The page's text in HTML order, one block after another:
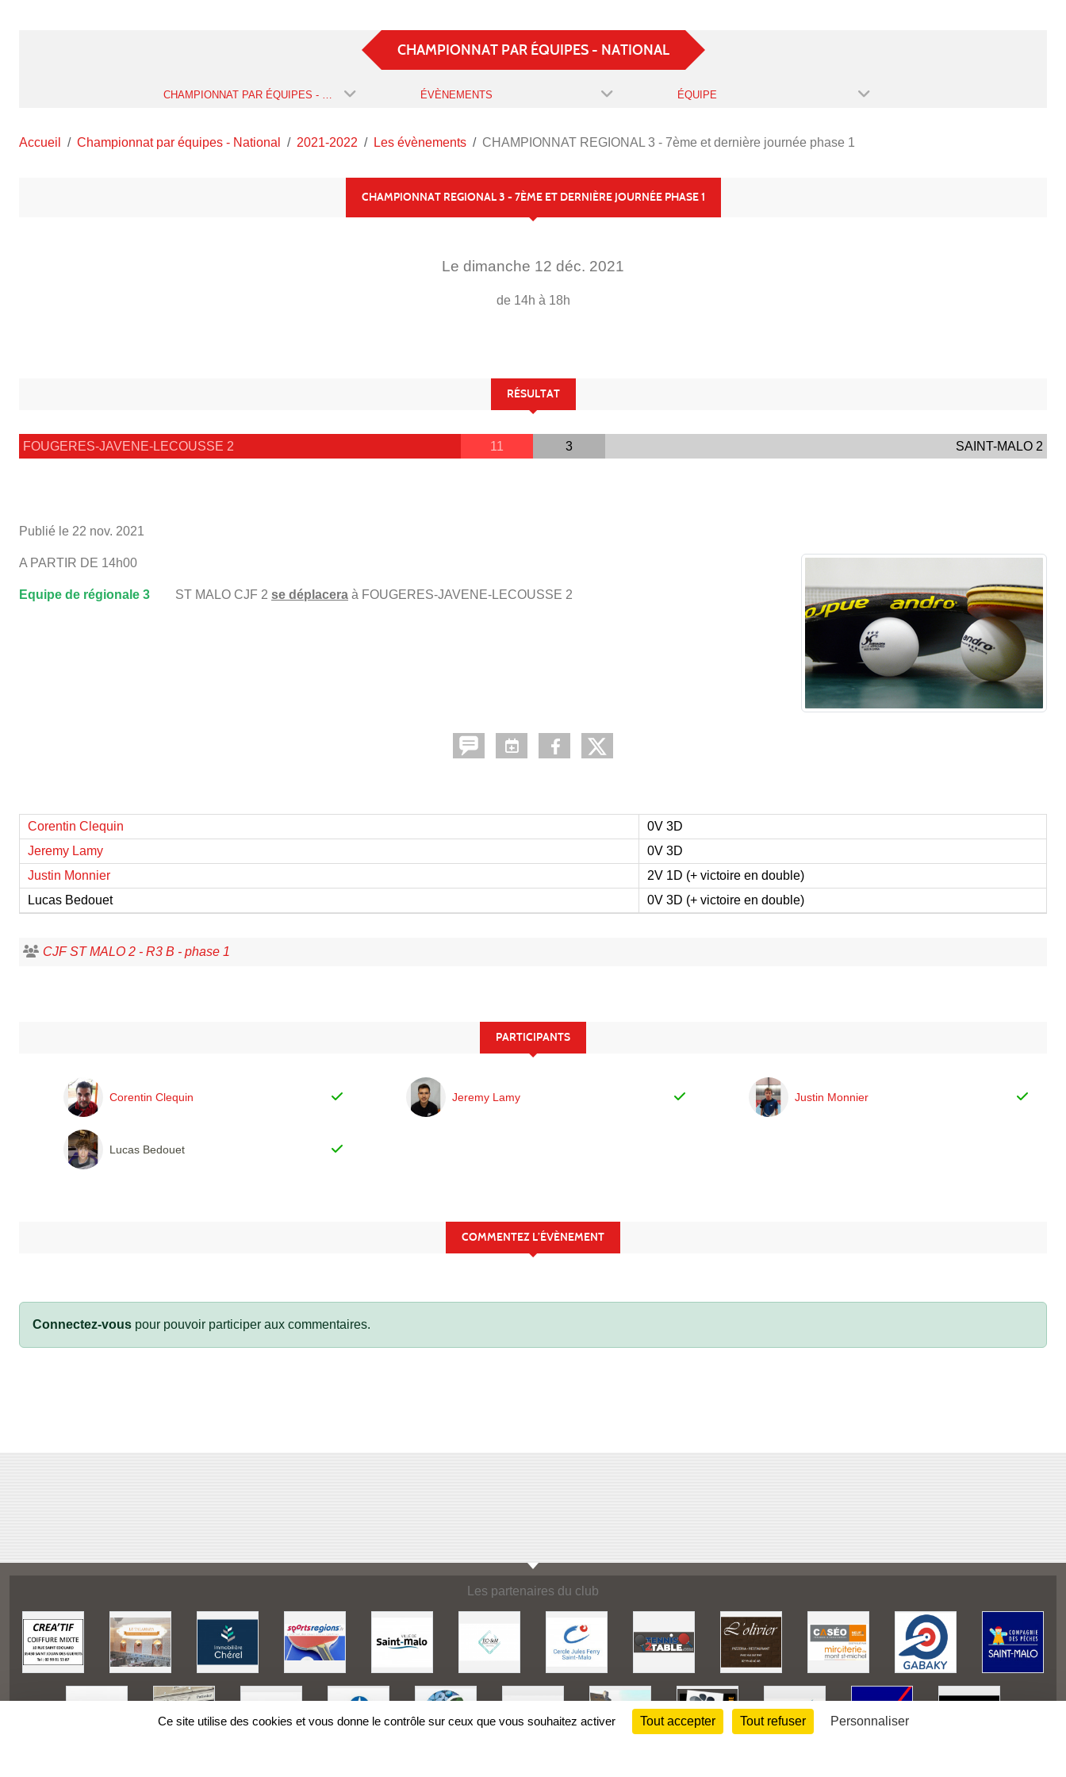
CHAMPIONNAT PAR ÉQUIPES - NATIONAL
ÉVÈNEMENTS ÉQUIPE
Accueil Championnat par équipes - National 2021-2022 Les évènements CHAMPIONNAT REGIONAL 3 - 7ème et dernière journée phase 1
CHAMPIONNAT REGIONAL 3 - 7ÈME ET DERNIÈRE JOURNÉE PHASE 1
Le dimanche 12 déc. 2021
de 14h à 18h
RÉSULTAT
FOUGERES-JAVENE-LECOUSSE 2 11 3 SAINT-MALO 2
Publié le 22 nov. 2021
A PARTIR DE 14h00
Equipe de régionale 3 ST MALO CJF 2 se déplacera à FOUGERES-JAVENE-LECOUSSE 2
Corentin Clequin
0V 3D
Jeremy Lamy
0V 3D
Justin Monnier
2V 1D (+ victoire en double)
Lucas Bedouet
0V 3D (+ victoire en double)
CJF ST MALO 2 - R3 B - phase 1
PARTICIPANTS
Corentin Clequin Jeremy Lamy Justin Monnier
Lucas Bedouet
COMMENTEZ L’ÉVÈNEMENT
Connectez-vous pour pouvoir participer aux commentaires.
Les partenaires du club
Ce site utilise des cookies et vous donne le contrôle sur ceux que vous souhaitez activer Tout accepter Tout refuser Personnaliser